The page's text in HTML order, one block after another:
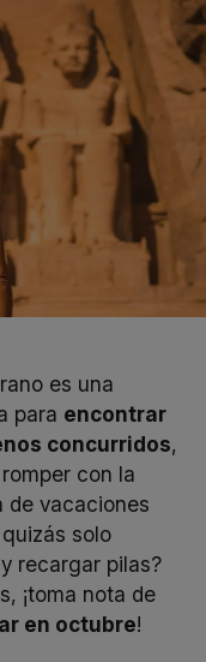
es una
para encontrar
concurridos,
con la
de vacaciones
solo
recargar pilas?
¡toma nota de
en octubre!